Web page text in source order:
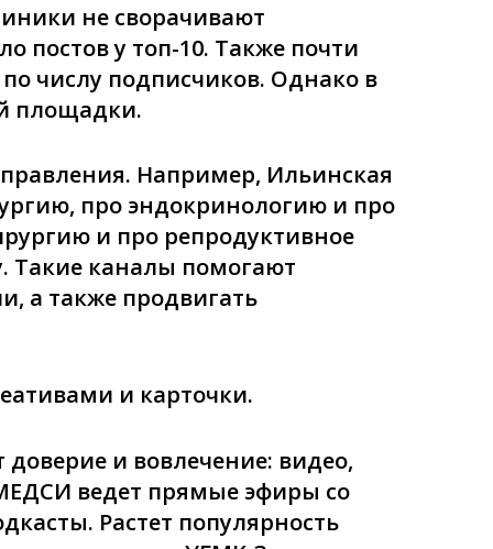
не сворачивают
постов у топ-10. Также почти
числу подписчиков. Однако в
площадки.
Например, Ильинская
про эндокринологию и про
и про репродуктивное
каналы помогают
а также продвигать
и карточки.
и вовлечение: видео,
ведет прямые эфиры со
Растет популярность